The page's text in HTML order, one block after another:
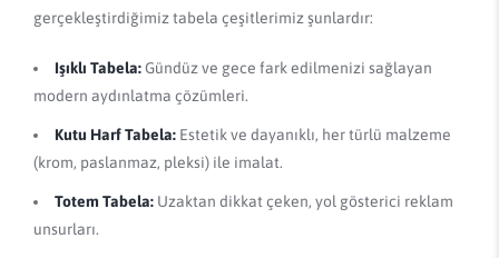
gerçekleştirdiğimiz tabela çeşitlerimiz şunlardır:
Işıklı Tabela:Gündüz ve gece fark edilmenizi sağlayan
modern aydınlatma çözümleri.
Kutu Harf Tabela: Estetik ve dayanıklı, her türlü malzeme
(krom, paslanmaz, pleksi) ile imalat.
Totem Tabela: Uzaktan dikkat çeken, yol gösterici reklam
unsurları.